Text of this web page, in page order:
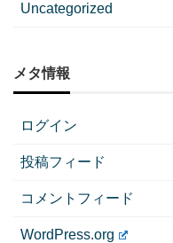
Uncategorized
メタ情報
ログイン
投稿フィード
コメントフィード
WordPress.org